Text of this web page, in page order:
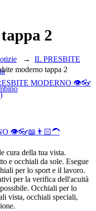
2
→ IL PRESBITE
moderno tappa 2
MODERNO 👁️👓
👁️👓📖👨🏻‍🦱
cura della tua vista.
e occhiali da sole. Esegue
per lo sport e il lavoro.
per la verifica dell'acuità
Occhiali per lo
vista, occhiali speciali,